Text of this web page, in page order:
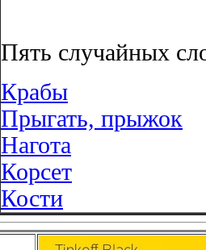
Пять случайных
Крабы
Прыгать, прыжок
Нагота
Корсет
Кости